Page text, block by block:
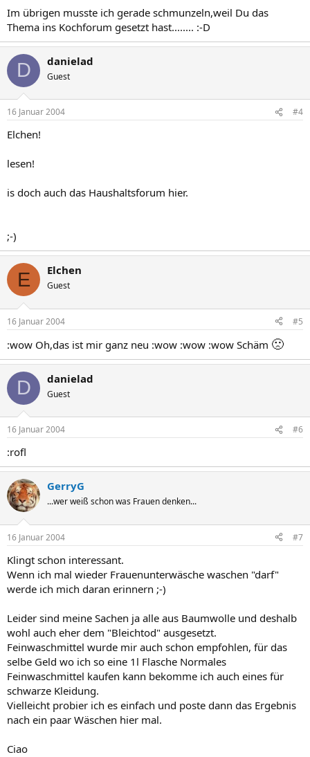
Im übrigen musste ich gerade schmunzeln,weil Du das
Thema ins Kochforum gesetzt hast........ :-D
D danielad
Guest
16 Januar 2004 #4
Elchen!
lesen!
is doch auch das Haushaltsforum hier.
;-)
E Elchen
Guest
16 Januar 2004 #5
:wow Oh,das ist mir ganz neu :wow :wow :wow Schäm 🙁
D danielad
Guest
16 Januar 2004 #6
:rofl
GerryG
...wer weiß schon was Frauen denken...
16 Januar 2004 #7
Klingt schon interessant.
Wenn ich mal wieder Frauenunterwäsche waschen "darf"
werde ich mich daran erinnern ;-)
Leider sind meine Sachen ja alle aus Baumwolle und deshalb
wohl auch eher dem "Bleichtod" ausgesetzt.
Feinwaschmittel wurde mir auch schon empfohlen, für das
selbe Geld wo ich so eine 1l Flasche Normales
Feinwaschmittel kaufen kann bekomme ich auch eines für
schwarze Kleidung.
Vielleicht probier ich es einfach und poste dann das Ergebnis
nach ein paar Wäschen hier mal.
Ciao